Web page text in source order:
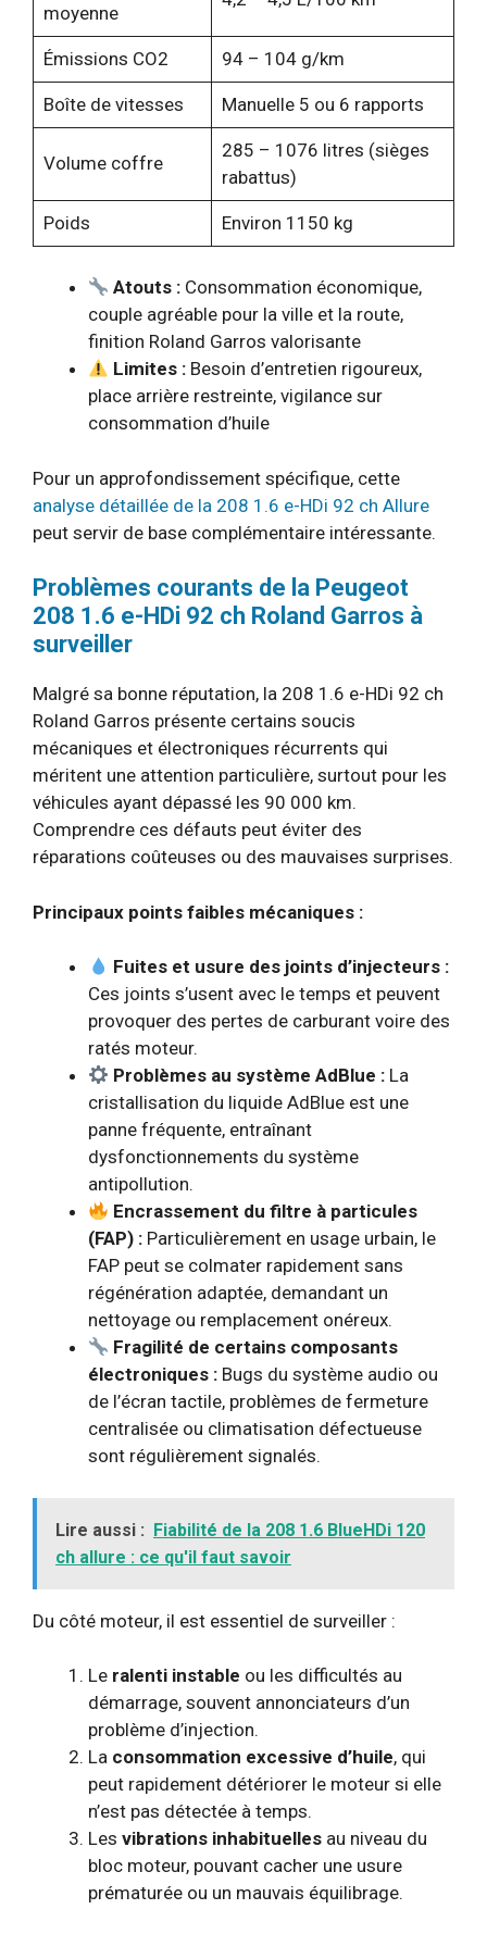
moyenne
Émissions CO2 94 – 104 g/km
Boîte de vitesses Manuelle 5 ou 6 rapports
Volume coffre
285 – 1076 litres (sièges
rabattus)
Poids Environ 1150 kg
Atouts : Consommation économique,
couple agréable pour la ville et la route,
finition Roland Garros valorisante
Limites : Besoin d’entretien rigoureux,
place arrière restreinte, vigilance sur
consommation d’huile
Pour un approfondissement spécifique, cette
analyse détaillée de la 208 1.6 e-HDi 92 ch Allure
peut servir de base complémentaire intéressante.
Problèmes courants de la Peugeot
208 1.6 e-HDi 92 ch Roland Garros à
surveiller
Malgré sa bonne réputation, la 208 1.6 e-HDi 92 ch
Roland Garros présente certains soucis
mécaniques et électroniques récurrents qui
méritent une attention particulière, surtout pour les
véhicules ayant dépassé les 90 000 km.
Comprendre ces défauts peut éviter des
réparations coûteuses ou des mauvaises surprises.
Principaux points faibles mécaniques :
Fuites et usure des joints d’injecteurs :
Ces joints s’usent avec le temps et peuvent
provoquer des pertes de carburant voire des
ratés moteur.
Problèmes au système AdBlue : La
cristallisation du liquide AdBlue est une
panne fréquente, entraînant
dysfonctionnements du système
antipollution.
Encrassement du filtre à particules
(FAP) : Particulièrement en usage urbain, le
FAP peut se colmater rapidement sans
régénération adaptée, demandant un
nettoyage ou remplacement onéreux.
Fragilité de certains composants
électroniques : Bugs du système audio ou
de l’écran tactile, problèmes de fermeture
centralisée ou climatisation défectueuse
sont régulièrement signalés.
Lire aussi : Fiabilité de la 208 1.6 BlueHDi 120
ch allure : ce qu'il faut savoir
Du côté moteur, il est essentiel de surveiller :
Le ralenti instable ou les difficultés au
démarrage, souvent annonciateurs d’un
problème d’injection.
La consommation excessive d’huile, qui
peut rapidement détériorer le moteur si elle
n’est pas détectée à temps.
Les vibrations inhabituelles au niveau du
bloc moteur, pouvant cacher une usure
prématurée ou un mauvais équilibrage.